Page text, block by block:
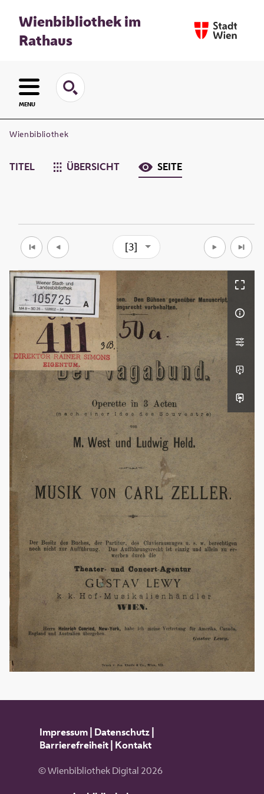
Wienbibliothek im
Rathaus
MENU
Wienbibliothek
TITEL ÜBERSICHT SEITE
[3]
Impressum| Datenschutz|
Barrierefreiheit| Kontakt
© Wienbibliothek Digital 2026